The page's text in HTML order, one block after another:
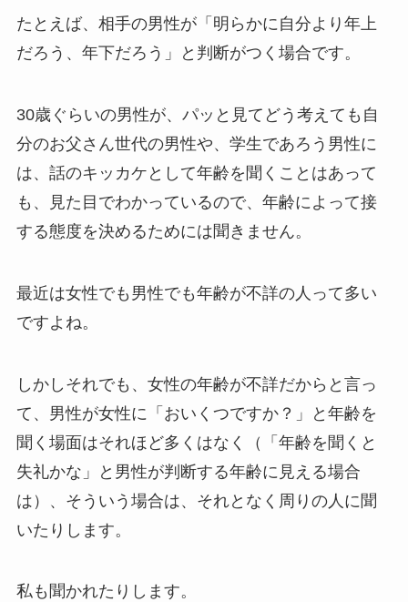
たとえば、相手の男性が「明らかに自分より年上
だろう、年下だろう」と判断がつく場合です。
30歳ぐらいの男性が、パッと見てどう考えても自
分のお父さん世代の男性や、学生であろう男性に
は、話のキッカケとして年齢を聞くことはあって
も、見た目でわかっているので、年齢によって接
する態度を決めるためには聞きません。
最近は女性でも男性でも年齢が不詳の人って多い
ですよね。
しかしそれでも、女性の年齢が不詳だからと言っ
て、男性が女性に「おいくつですか？」と年齢を
聞く場面はそれほど多くはなく（「年齢を聞くと
失礼かな」と男性が判断する年齢に見える場合
は）、そういう場合は、それとなく周りの人に聞
いたりします。
私も聞かれたりします。